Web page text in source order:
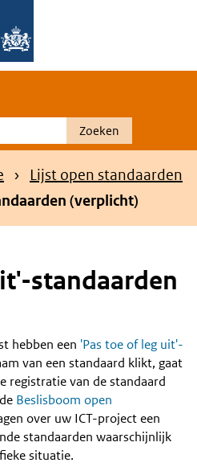
Zoeken
Lijst open standaarden
(verplicht)
standaarden
hebben een 'Pas toe of leg uit'-
van een standaard klikt, gaat
registratie van de standaard
Beslisboom open
over uw ICT-project een
standaarden waarschijnlijk
situatie.